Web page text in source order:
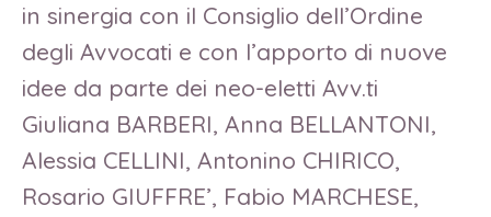
in sinergia con il Consiglio dell’Ordine
degli Avvocati e con l’apporto di nuove
idee da parte dei neo-eletti Avv.ti
Giuliana BARBERI, Anna BELLANTONI,
Alessia CELLINI, Antonino CHIRICO,
Rosario GIUFFRE’, Fabio MARCHESE,